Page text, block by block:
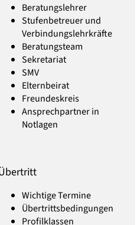
Beratungslehrer
Stufenbetreuer und
Verbindungslehrkräfte
Beratungsteam
Sekretariat
SMV
Elternbeirat
Freundeskreis
Ansprechpartner in
Notlagen
Wichtige Termine
Übertrittsbedingungen
Profilklassen